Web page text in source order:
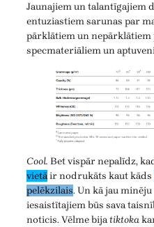
Jaunajiem un talantīgajiem
entuziastiem sarunas par
pārklātiem un
specmateriāliem un
Cool. Bet vispār nepalīdz,
vietāir nodrukāts kaut kāds
pelēkzilais. Un kā jau
iesaistītajiem būs sava
noticis. Vēlme bijatiktoka